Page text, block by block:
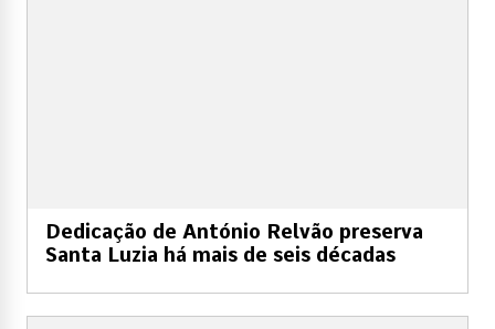
Dedicação de António Relvão preserva
Santa Luzia há mais de seis décadas